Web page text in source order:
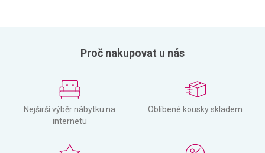
Proč nakupovat u nás
Nejširší výběr nábytku na
internetu
Oblíbené kousky skladem